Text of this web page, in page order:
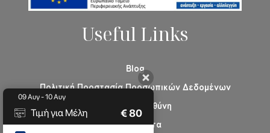
Useful Links
Blog
Πολιτική Προστασία Προσωπικών Δεδομένων
Κοινωνική Ευθύνη
Βιωσιμότητα
09 Αυγ - 10 Αυγ
Τιμή για Μέλη €80